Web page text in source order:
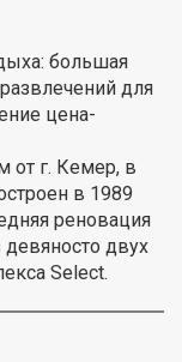
большая
для
цена-
от г. Кемер, в
в 1989
реновация
девяносто двух
Select.